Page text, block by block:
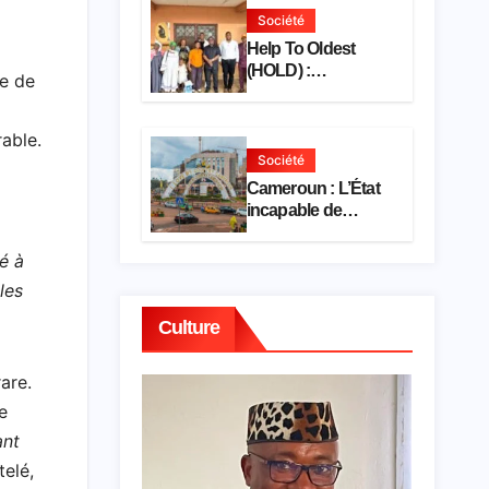
de
à
Société
Help To Oldest
(HOLD) :
l’association dresse
encourageant au
premier semestre
de 2026
Société
Cameroun : L’État
incapable de
dresser l’inventaire
Culture